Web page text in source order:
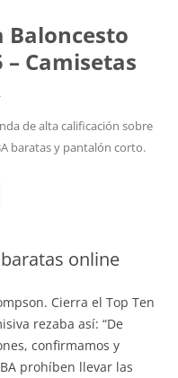
Baloncesto
Camisetas
de alta calificación sobre
baratas y pantalón corto.
online
Cierra el Top Ten
rezaba así: “De
confirmamos y
prohíben llevar las